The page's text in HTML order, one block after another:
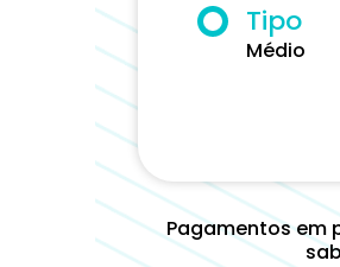
Tipo
Médio
Pagamentos em